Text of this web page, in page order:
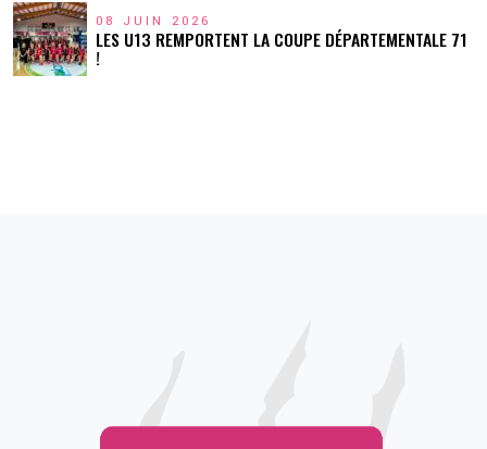
08 JUIN 2026
LES U13 REMPORTENT LA COUPE DÉPARTEMENTALE 71
!